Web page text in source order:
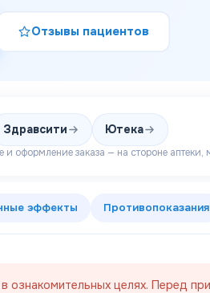
Отзывы пациентов
Здравсити Ютека
оформление заказа — на стороне
эффекты Противопоказания
ознакомительных целях. Перед